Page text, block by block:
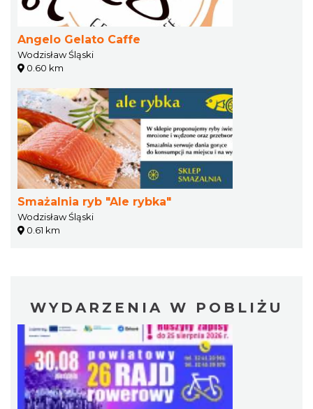
Angelo Gelato Caffe
Wodzisław Śląski
0.60 km
Smażalnia ryb "Ale rybka"
Wodzisław Śląski
0.61 km
WYDARZENIA W POBLIŻU